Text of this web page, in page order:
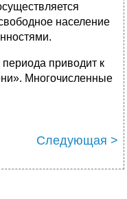
население
периода приводит к
Многочисленные
Следующая >